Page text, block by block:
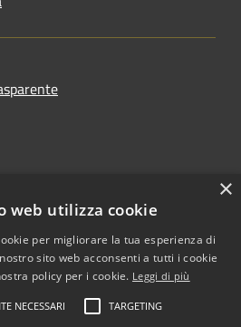
Copyright © 2026 • Comune di
Vigodarzere • Powered by
×
web utilizza cookie
per migliorare la tua esperienza di
sito web acconsenti a tutti i cookie
policy per i cookie. Leggi di più
NECESSARI TARGETING